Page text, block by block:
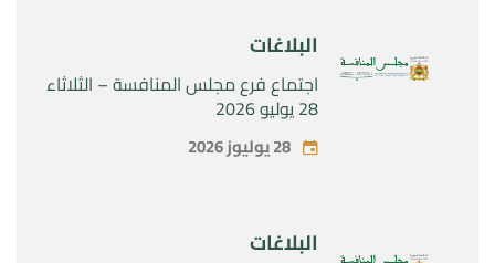
البلاغات
اجتماع فرع مجلس المنافسة – الثلاثاء
28 يوليو 2026
28 يوليوز 2026
البلاغات